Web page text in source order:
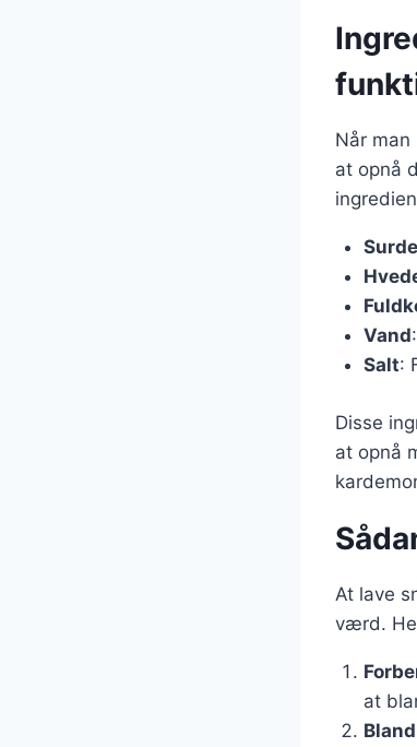
Når
at opnå
Vand
Salt:
Disse
at opnå
At lave
værd.
at